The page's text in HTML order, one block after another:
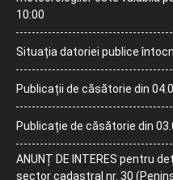
10:00
Situația datoriei publice
Publicații de căsătorie din
Publicație de căsătorie din
ANUNȚ DE INTERES pentru
sector cadastral nr. 30